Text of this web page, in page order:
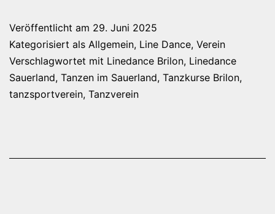
Veröffentlicht am 29. Juni 2025
Kategorisiert als Allgemein, Line Dance, Verein
Verschlagwortet mit Linedance Brilon, Linedance
Sauerland, Tanzen im Sauerland, Tanzkurse Brilon,
tanzsportverein, Tanzverein